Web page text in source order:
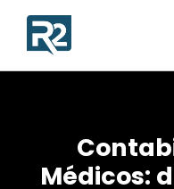
Médicos: